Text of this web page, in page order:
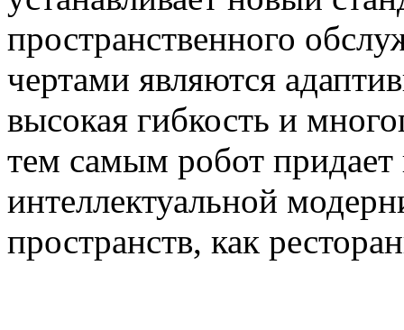
пространственного
чертами являются
высокая гибкость и
тем самым робот
интеллектуальной
пространств, как